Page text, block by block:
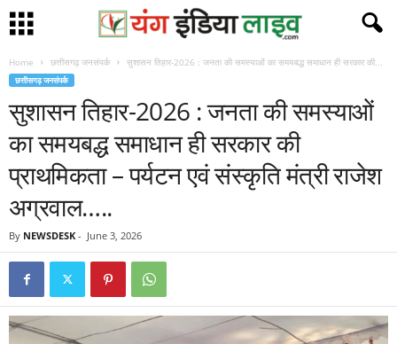
Home छत्तीसगढ़ जनसंपर्क सुशासन तिहार-2026 : जनता की समस्याओं का समयबद्ध समाधान ही सरकार की...
छत्तीसगढ़ जनसंपर्क
सुशासन तिहार-2026 : जनता की समस्याओं
का समयबद्ध समाधान ही सरकार की
प्राथमिकता – पर्यटन एवं संस्कृति मंत्री राजेश
अग्रवाल…..
By NEWSDESK - June 3, 2026